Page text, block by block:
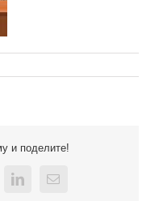
и поделите!
LinkedInEmail